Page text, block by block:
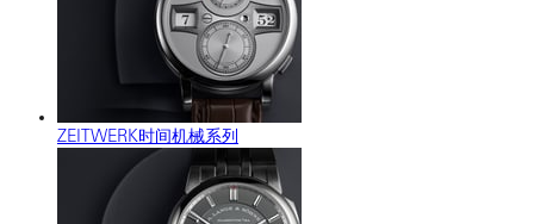
ZEITWERK时间机械系列